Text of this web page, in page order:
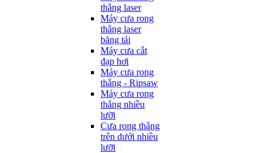
thẳng laser
Máy cưa rong
thẳng laser
băng tải
Máy cưa cắt
đạp hơi
Máy cưa rong
thẳng - Ripsaw
Máy cưa rong
thẳng nhiều
lưỡi
Cưa rong thẳng
trên dưới nhiều
lưỡi